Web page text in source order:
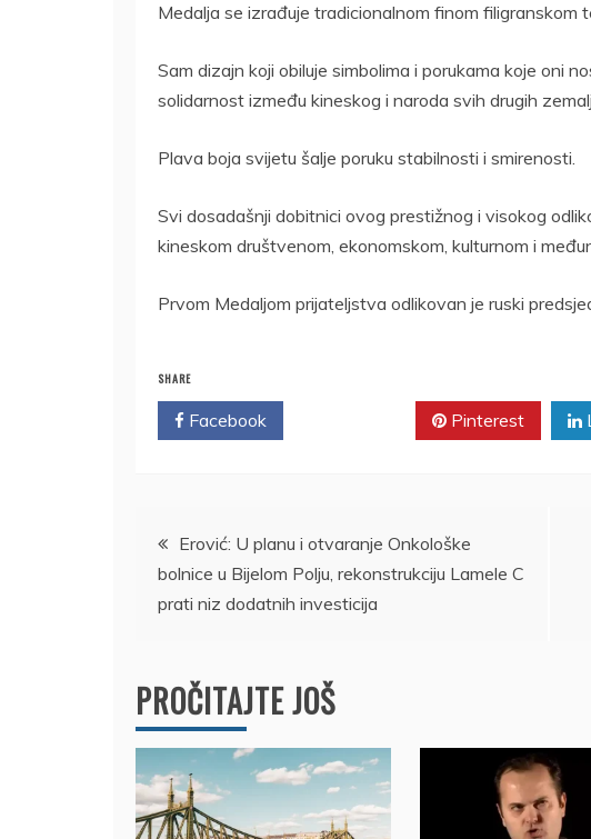
Medalja se izrađuje tradicionalnom finom filigranskom
Sam dizajn koji obiluje simbolima i porukama koje oni
solidarnost između kineskog i naroda svih drugih
Plava boja svijetu šalje poruku stabilnosti i smirenosti.
Svi dosadašnji dobitnici ovog prestižnog i visokog
kineskom društvenom, ekonomskom, kulturnom i
Prvom Medaljom prijateljstva odlikovan je ruski
SHARE
Facebook Pinterest
Kretanje
članka
Erović: U planu i otvaranje Onkološke
bolnice u Bijelom Polju, rekonstrukciju Lamele C
prati niz dodatnih investicija
PROČITAJTE JOŠ